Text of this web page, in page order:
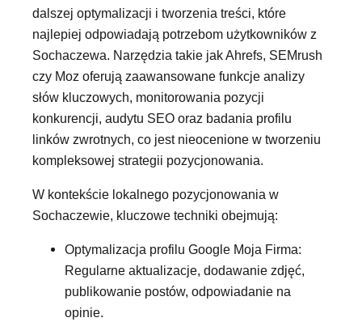
dalszej optymalizacji i tworzenia treści, które
najlepiej odpowiadają potrzebom użytkowników z
Sochaczewa. Narzędzia takie jak Ahrefs, SEMrush
czy Moz oferują zaawansowane funkcje analizy
słów kluczowych, monitorowania pozycji
konkurencji, audytu SEO oraz badania profilu
linków zwrotnych, co jest nieocenione w tworzeniu
kompleksowej strategii pozycjonowania.
W kontekście lokalnego pozycjonowania w
Sochaczewie, kluczowe techniki obejmują:
Optymalizacja profilu Google Moja Firma:
Regularne aktualizacje, dodawanie zdjęć,
publikowanie postów, odpowiadanie na
opinie.